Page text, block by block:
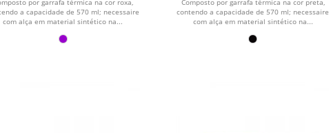
por garrafa térmica na cor roxa,
a capacidade de 570 ml; necessaire
com alça em material sintético na...
Composto por garrafa térmica na cor preta,
contendo a capacidade de 570 ml; necessaire
com alça em material sintético na...